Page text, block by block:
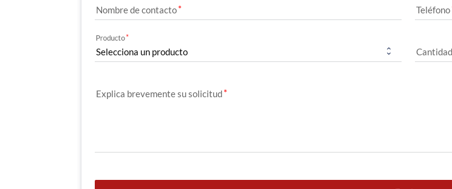
Nombre de contacto Teléfono
Producto
Cantidad
Explica brevemente su solicitud